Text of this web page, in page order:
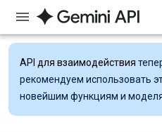
API для взаимодействия
рекомендуем использовать
новейшим функциям и